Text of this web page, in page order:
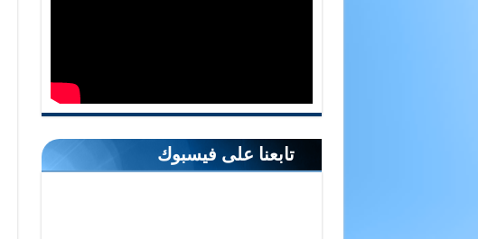
تابعنا على فيسبوك